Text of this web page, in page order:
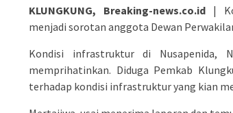
KLUNGKUNG, Breaking-news.co.id|
menjadi sorotan anggota Dewan
Kondisi infrastruktur di Nusapenida,
memprihatinkan. Diduga Pemkab
terhadap kondisi infrastruktur yang kian